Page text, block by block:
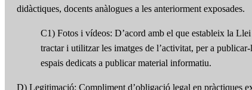
didàctiques, docents anàlogues a les anteriorment exposades.
C1) Fotos i vídeos: D’acord amb el que estableix la
tractar i utilitzar les imatges de l’activitat, per a
espais dedicats a publicar material informatiu.
D) Legitimació: Compliment d’obligació legal en pràctiques